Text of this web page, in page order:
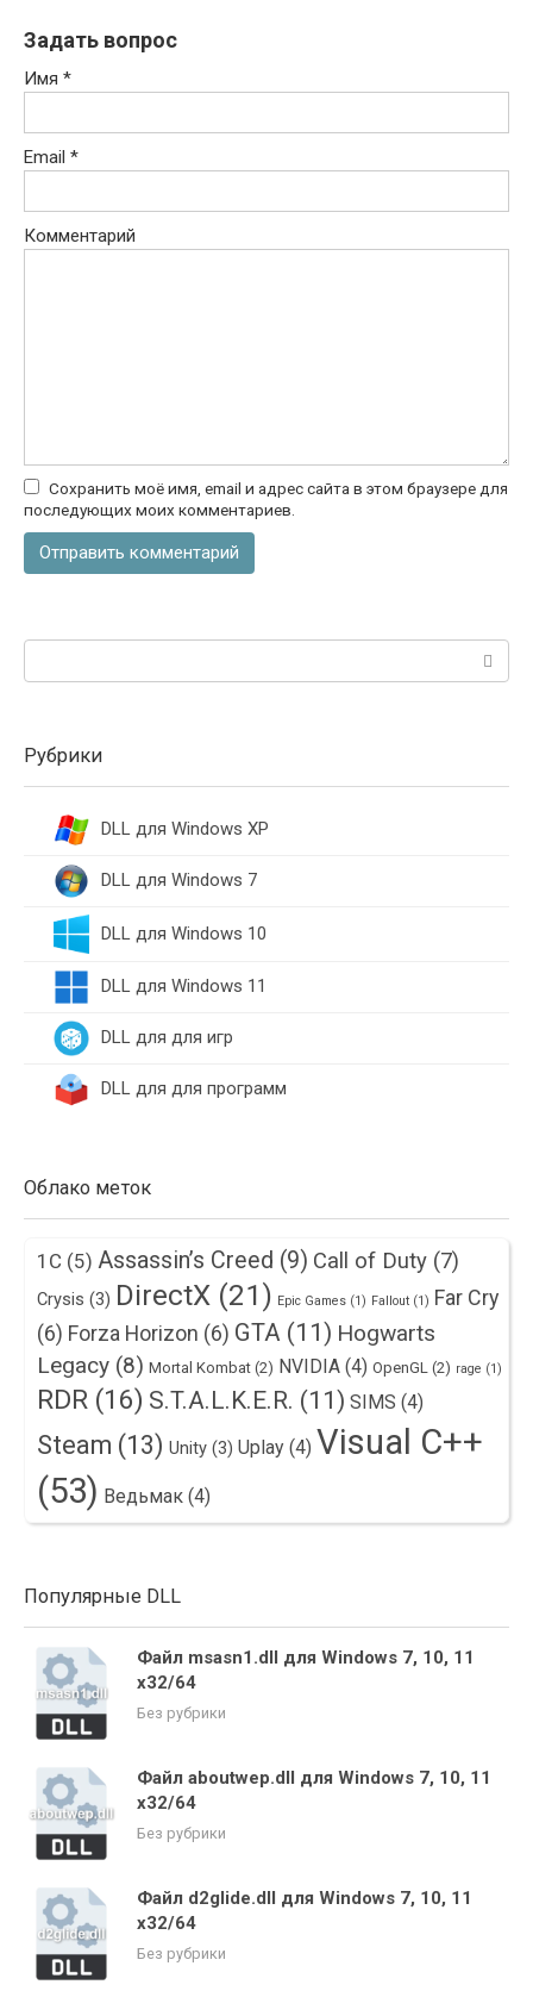
Задать вопрос
Имя *
Email *
Комментарий
Сохранить моё имя, email и адрес сайта в этом браузере для
последующих моих комментариев.
Рубрики
DLL для Windows XP
DLL для Windows 7
DLL для Windows 10
DLL для Windows 11
DLL для для игр
DLL для для программ
Облако меток
1С (5) Assassin’s Creed (9) Call of Duty (7)
Crysis (3) DirectX (21) Epic Games (1) Fallout (1) Far Cry
(6) Forza Horizon (6) GTA (11) Hogwarts
Legacy (8) Mortal Kombat (2) NVIDIA (4) OpenGL (2) rage (1)
RDR (16) S.T.A.L.K.E.R. (11) SIMS (4)
Steam (13) Unity (3) Uplay (4) Visual C++
(53) Ведьмак (4)
Популярные DLL
Файл msasn1.dll для Windows 7, 10, 11
x32/64
Без рубрики
Файл aboutwep.dll для Windows 7, 10, 11
x32/64
Без рубрики
Файл d2glide.dll для Windows 7, 10, 11
x32/64
Без рубрики